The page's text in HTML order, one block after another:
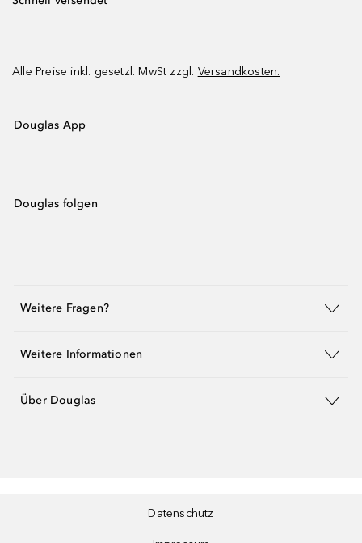
Alle Preise inkl. gesetzl. MwSt zzgl. Versandkosten.
Douglas App
Douglas folgen
Weitere Fragen?
Weitere Informationen
Über Douglas
Datenschutz